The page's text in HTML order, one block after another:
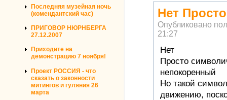
Последняя музейная ночь
(комендантский час)
ПРИГОВОР НЮРНБЕРГА
27.12.2007
Приходите на
демонстрацию 7 ноября!
Проект РОССИЯ - что
сказать о законности
митингов и гуляния 26
марта
Нет Просто
Опубликовано
21:27
Нет
Просто
непокоренный
Но такой
движению,